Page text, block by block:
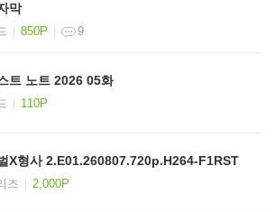
막
850P 9
트 노트 2026 05화
110P
X형사 2.E01.260807.720p.H264-F1RST
즈 2,000P